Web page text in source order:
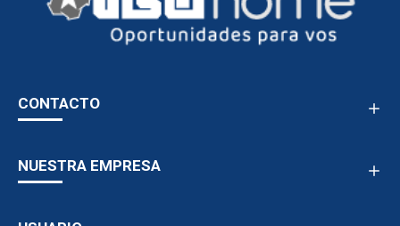
CONTACTO
NUESTRA EMPRESA